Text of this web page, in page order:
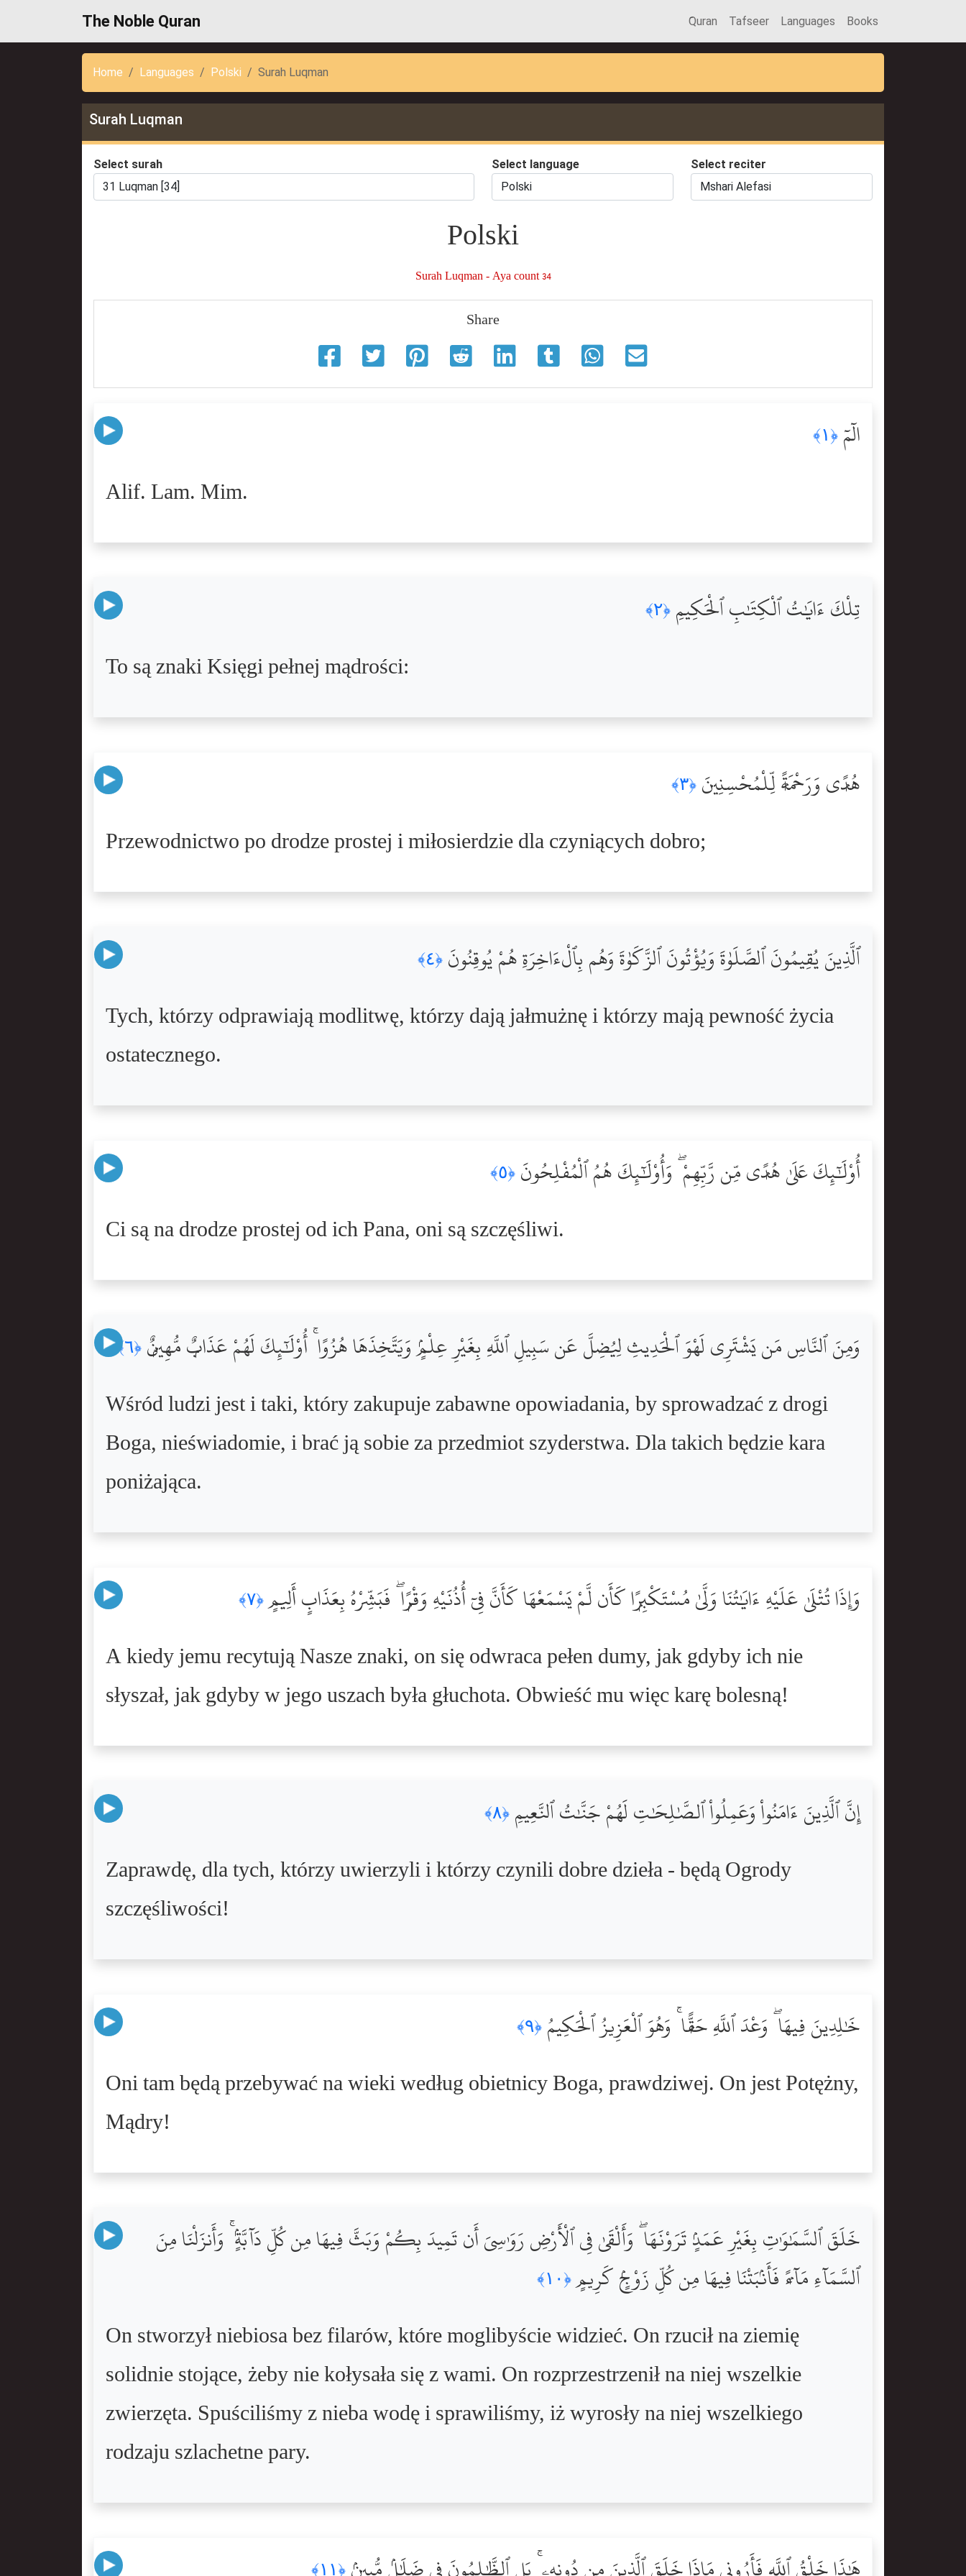
The Noble Quran َQuran Tafseer Languages Books
Home Languages Polski Surah Luqman
Surah Luqman
Select surah Select language Select reciter
Polski
Surah Luqman - Aya count 34
Share
الٓمٓ ﴿١﴾
Alif. Lam. Mim.
تِلْكَ ءَايَٰتُ ٱلْكِتَٰبِ ٱلْحَكِيمِ ﴿٢﴾
To są znaki Księgi pełnej mądrości:
هُدًۭى وَرَحْمَةًۭ لِّلْمُحْسِنِينَ ﴿٣﴾
Przewodnictwo po drodze prostej i miłosierdzie dla czyniących dobro;
ٱلَّذِينَ يُقِيمُونَ ٱلصَّلَوٰةَ وَيُؤْتُونَ ٱلزَّكَوٰةَ وَهُم بِٱلْءَاخِرَةِ هُمْ يُوقِنُونَ ﴿٤﴾
Tych, którzy odprawiają modlitwę, którzy dają jałmużnę i którzy mają pewność życia
ostatecznego.
أُوْلَٰٓئِكَ عَلَىٰ هُدًۭى مِّن رَّبِّهِمْ ۖ وَأُوْلَٰٓئِكَ هُمُ ٱلْمُفْلِحُونَ ﴿٥﴾
Ci są na drodze prostej od ich Pana, oni są szczęśliwi.
وَمِنَ ٱلنَّاسِ مَن يَشْتَرِى لَهْوَ ٱلْحَدِيثِ لِيُضِلَّ عَن سَبِيلِ ٱللَّهِ بِغَيْرِ عِلْمٍۢ وَيَتَّخِذَهَا هُزُوًا ۚ أُوْلَٰٓئِكَ لَهُمْ عَذَابٌۭ مُّهِينٌۭ ﴿٦﴾
Wśród ludzi jest i taki, który zakupuje zabawne opowiadania, by sprowadzać z drogi
Boga, nieświadomie, i brać ją sobie za przedmiot szyderstwa. Dla takich będzie kara
poniżająca.
وَإِذَا تُتْلَىٰ عَلَيْهِ ءَايَٰتُنَا وَلَّىٰ مُسْتَكْبِرًۭا كَأَن لَّمْ يَسْمَعْهَا كَأَنَّ فِىٓ أُذُنَيْهِ وَقْرًۭا ۖ فَبَشِّرْهُ بِعَذَابٍ أَلِيمٍ﴿٧﴾
A kiedy jemu recytują Nasze znaki, on się odwraca pełen dumy, jak gdyby ich nie
słyszał, jak gdyby w jego uszach była głuchota. Obwieść mu więc karę bolesną!
إِنَّ ٱلَّذِينَ ءَامَنُواْ وَعَمِلُواْ ٱلصَّٰلِحَٰتِ لَهُمْ جَنَّٰتُ ٱلنَّعِيمِ ﴿٨﴾
Zaprawdę, dla tych, którzy uwierzyli i którzy czynili dobre dzieła - będą Ogrody
szczęśliwości!
خَٰلِدِينَ فِيهَا ۖ وَعْدَ ٱللَّهِ حَقًّۭا ۚ وَهُوَ ٱلْعَزِيزُ ٱلْحَكِيمُ ﴿٩﴾
Oni tam będą przebywać na wieki według obietnicy Boga, prawdziwej. On jest Potężny,
Mądry!
خَلَقَ ٱلسَّمَٰوَٰتِ بِغَيْرِ عَمَدٍۢ تَرَوْنَهَا ۖ وَأَلْقَىٰ فِى ٱلْأَرْضِ رَوَٰسِىَ أَن تَمِيدَ بِكُمْ وَبَثَّ فِيهَا مِن كُلِّ دَآبَّةٍۢ ۚ وَأَنزَلْنَا مِنَ
ٱلسَّمَآءِ مَآءًۭ فَأَنۢبَتْنَا فِيهَا مِن كُلِّ زَوْجٍۢ كَرِيمٍ﴿١٠﴾
On stworzył niebiosa bez filarów, które moglibyście widzieć. On rzucił na ziemię
solidnie stojące, żeby nie kołysała się z wami. On rozprzestrzenił na niej wszelkie
zwierzęta. Spuściliśmy z nieba wodę i sprawiliśmy, iż wyrosły na niej wszelkiego
rodzaju szlachetne pary.
﴿١١﴾